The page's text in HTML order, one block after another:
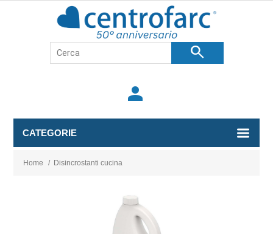
search
person
CATEGORIE
Home / Disincrostanti cucina